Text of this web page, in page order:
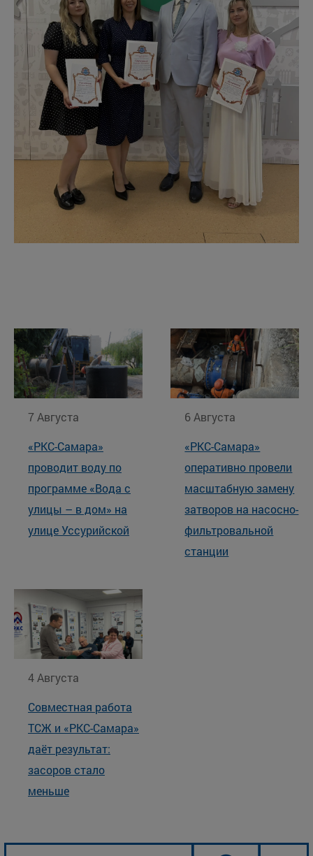
7 Августа
«РКС-Самара»
проводит воду по
программе «Вода с
улицы – в дом» на
улице Уссурийской
6 Августа
«РКС-Самара»
оперативно провели
масштабную замену
затворов на насосно-
фильтровальной
станции
4 Августа
Совместная работа
ТСЖ и «РКС-Самара»
даёт результат:
засоров стало
меньше